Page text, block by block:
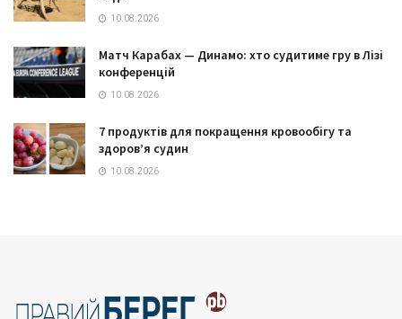
10.08.2026
Матч Карабах — Динамо: хто судитиме гру в Лізі
конференцій
10.08.2026
7 продуктів для покращення кровообігу та
здоров’я судин
10.08.2026